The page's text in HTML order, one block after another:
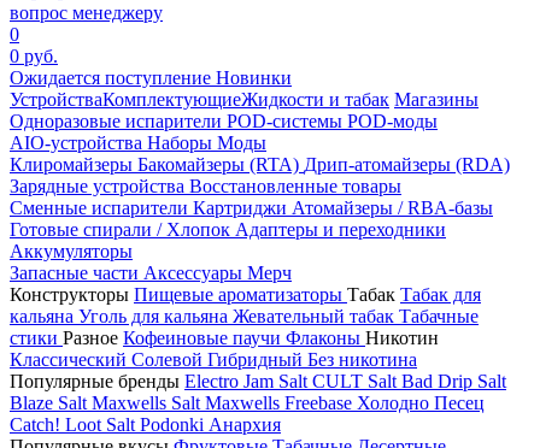
вопрос менеджеру
0
0 руб.
Ожидается поступление Новинки
УстройстваКомплектующиеЖидкости и табак Магазины
Одноразовые испарители POD-системы POD-моды
AIO-устройства Наборы Моды
Клиромайзеры Бакомайзеры (RTA) Дрип-атомайзеры (RDA)
Зарядные устройства Восстановленные товары
Сменные испарители Картриджи Атомайзеры / RBA-базы
Готовые спирали / Хлопок Адаптеры и переходники
Аккумуляторы
Запасные части Аксессуары Мерч
Конструкторы Пищевые ароматизаторы Табак Табак для
кальяна Уголь для кальяна Жевательный табак Табачные
стики Разное Кофеиновые паучи Флаконы Никотин
Классический Солевой Гибридный Без никотина
Популярные бренды Electro Jam Salt CULT Salt Bad Drip Salt
Blaze Salt Maxwells Salt Maxwells Freebase Холодно Песец
Catch! Loot Salt Podonki Анархия